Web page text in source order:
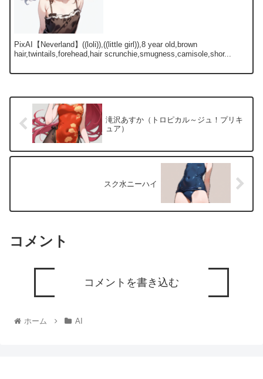
PixAI【Neverland】((loli)),((little girl)),8 year old,brown
hair,twintails,forehead,hair scrunchie,smugness,camisole,shor...
滝沢あすか（トロピカル～ジュ！プリキ
ュア）
スク水ニーハイ
コメント
コメントを書き込む
ホーム AI